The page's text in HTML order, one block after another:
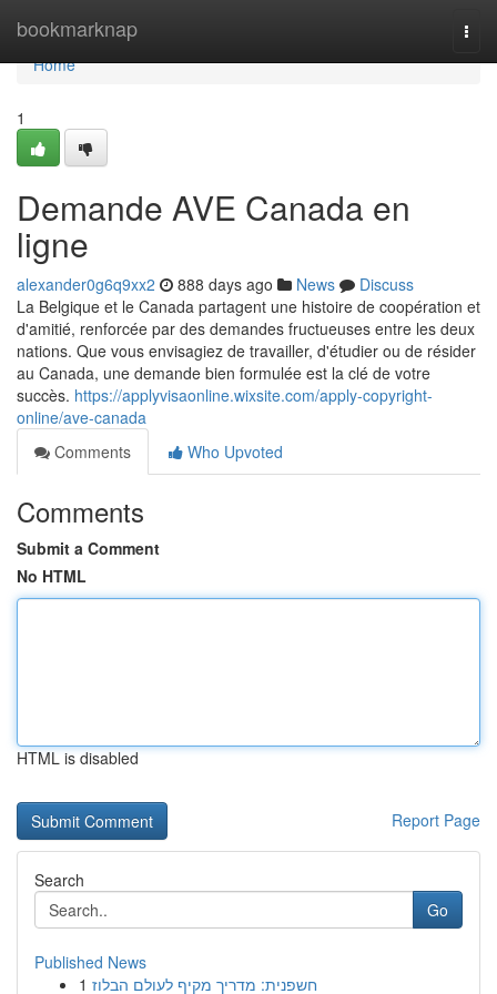
bookmarknap
Home
Home
1
Demande AVE Canada en
ligne
alexander0g6q9xx2 888 days ago News
Discuss
La Belgique et le Canada partagent une histoire de coopération et
d'amitié, renforcée par des demandes fructueuses entre les deux
nations. Que vous envisagiez de travailler, d'étudier ou de résider
au Canada, une demande bien formulée est la clé de votre
succès. https://applyvisaonline.wixsite.com/apply-copyright-
online/ave-canada
Comments
Who Upvoted
Comments
Submit a Comment
No HTML
HTML is disabled
Report Page
Search
Go
Published News
1 חשפנית: מדריך מקיף לעולם הבלוז